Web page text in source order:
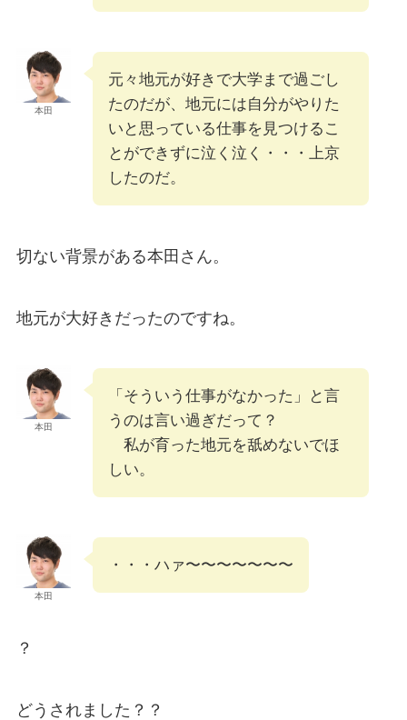
本田
元々地元が好きで大学まで過ごし
たのだが、地元には自分がやりた
いと思っている仕事を見つけるこ
とができずに泣く泣く・・・上京
したのだ。
切ない背景がある本田さん。
地元が大好きだったのですね。
本田
「そういう仕事がなかった」と言
うのは言い過ぎだって？
私が育った地元を舐めないでほ
しい。
本田
・・・ハァ〜〜〜〜〜〜〜
？
どうされました？？